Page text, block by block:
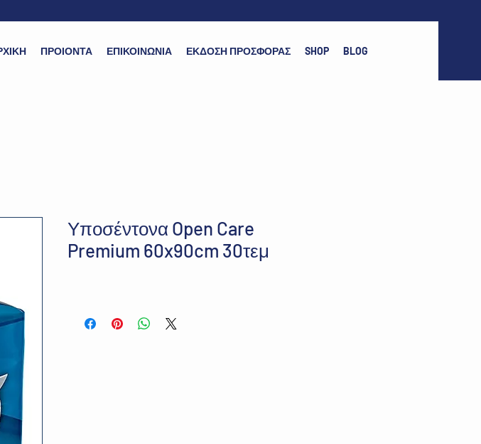
ΠΡΟΙΟΝΤΑ ΕΠΙΚΟΙΝΩΝΙΑ ΕΚΔΟΣΗ ΠΡΟΣΦΟΡΑΣ SHOP BLOG
Υποσέντονα Open Care
Premium 60x90cm 30τεμ